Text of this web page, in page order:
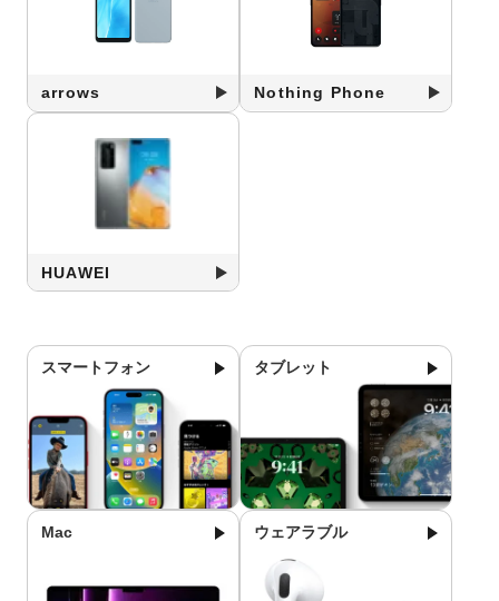
arrows Nothing Phone
HUAWEI
スマートフォン タブレット
Mac ウェアラブル